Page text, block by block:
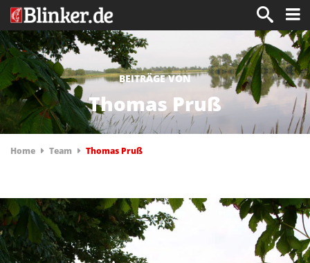
BEITRÄGE VON
Thomas Pruß
Home Team Thomas Pruß